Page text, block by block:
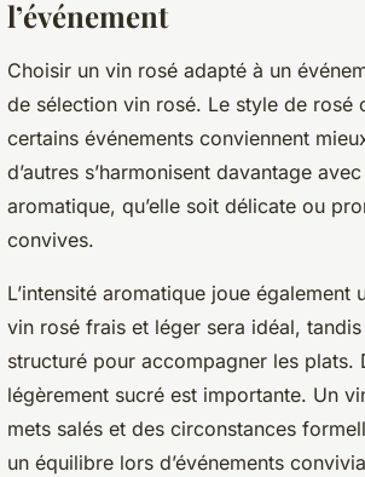
l’événement
Choisir un vin rosé adapté à un
de sélection vin rosé. Le style de rosé
certains événements conviennent
d’autres s’harmonisent davantage
aromatique, qu’elle soit délicate ou
convives.
L’intensité aromatique joue
vin rosé frais et léger sera idéal,
structuré pour accompagner les
légèrement sucré est importante. Un
mets salés et des circonstances
un équilibre lors d’événements